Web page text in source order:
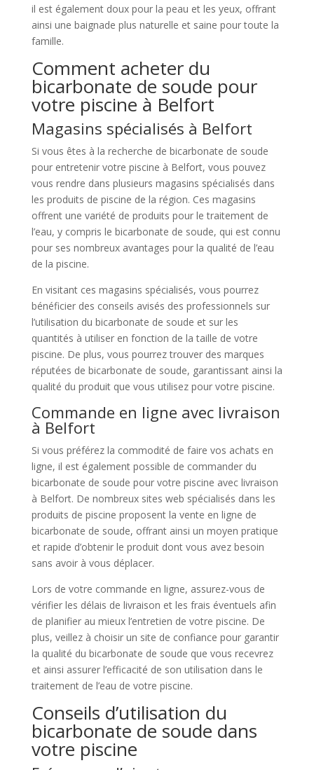
il est également doux pour la peau et les yeux, offrant
ainsi une baignade plus naturelle et saine pour toute la
famille.
Comment acheter du
bicarbonate de soude pour
votre piscine à Belfort
Magasins spécialisés à Belfort
Si vous êtes à la recherche de bicarbonate de soude
pour entretenir votre piscine à Belfort, vous pouvez
vous rendre dans plusieurs magasins spécialisés dans
les produits de piscine de la région. Ces magasins
offrent une variété de produits pour le traitement de
l’eau, y compris le bicarbonate de soude, qui est connu
pour ses nombreux avantages pour la qualité de l’eau
de la piscine.
En visitant ces magasins spécialisés, vous pourrez
bénéficier des conseils avisés des professionnels sur
l’utilisation du bicarbonate de soude et sur les
quantités à utiliser en fonction de la taille de votre
piscine. De plus, vous pourrez trouver des marques
réputées de bicarbonate de soude, garantissant ainsi la
qualité du produit que vous utilisez pour votre piscine.
Commande en ligne avec livraison
à Belfort
Si vous préférez la commodité de faire vos achats en
ligne, il est également possible de commander du
bicarbonate de soude pour votre piscine avec livraison
à Belfort. De nombreux sites web spécialisés dans les
produits de piscine proposent la vente en ligne de
bicarbonate de soude, offrant ainsi un moyen pratique
et rapide d’obtenir le produit dont vous avez besoin
sans avoir à vous déplacer.
Lors de votre commande en ligne, assurez-vous de
vérifier les délais de livraison et les frais éventuels afin
de planifier au mieux l’entretien de votre piscine. De
plus, veillez à choisir un site de confiance pour garantir
la qualité du bicarbonate de soude que vous recevrez
et ainsi assurer l’efficacité de son utilisation dans le
traitement de l’eau de votre piscine.
Conseils d’utilisation du
bicarbonate de soude dans
votre piscine